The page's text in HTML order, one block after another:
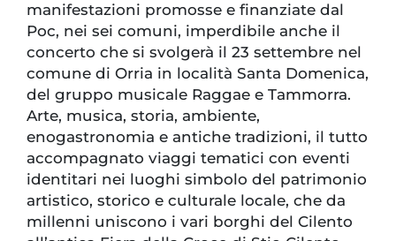
manifestazioni promosse e finanziate dal
Poc, nei sei comuni, imperdibile anche il
concerto che si svolgerà il 23 settembre nel
comune di Orria in località Santa Domenica,
del gruppo musicale Raggae e Tammorra.
Arte, musica, storia, ambiente,
enogastronomia e antiche tradizioni, il tutto
accompagnato viaggi tematici con eventi
identitari nei luoghi simbolo del patrimonio
artistico, storico e culturale locale, che da
millenni uniscono i vari borghi del Cilento